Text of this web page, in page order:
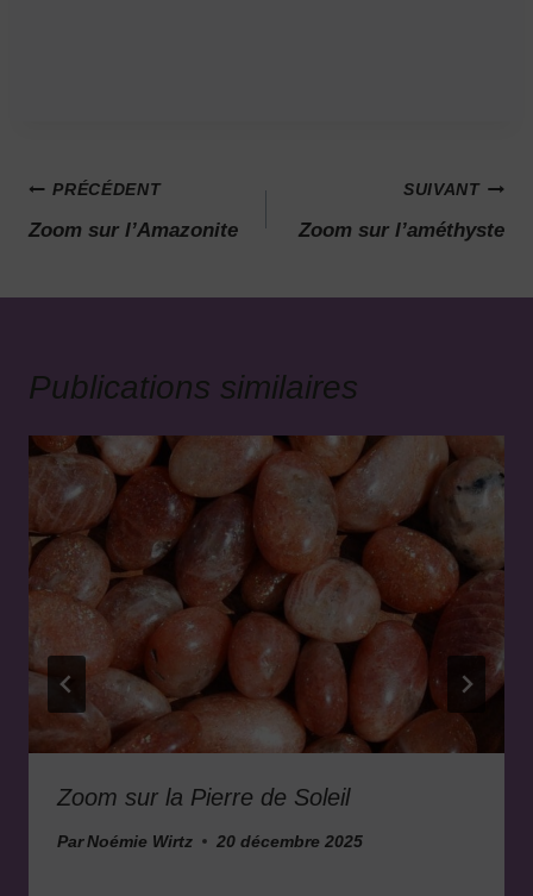
PRÉCÉDENT
Zoom sur l’Amazonite
SUIVANT
Zoom sur l’améthyste
Publications similaires
Zoom sur la Pierre de Soleil
Par Noémie Wirtz 20 décembre 2025